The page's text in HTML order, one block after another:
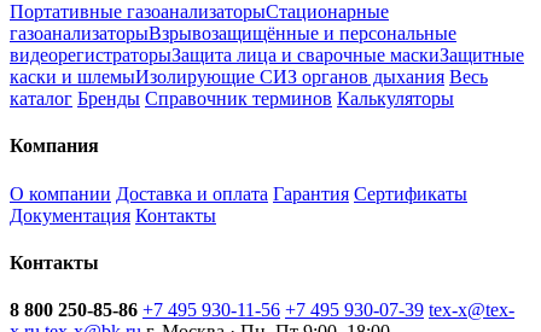
Портативные газоанализаторыСтационарные
газоанализаторыВзрывозащищённые и персональные
видеорегистраторыЗащита лица и сварочные маскиЗащитные
каски и шлемыИзолирующие СИЗ органов дыхания Весь
каталог Бренды Справочник терминов Калькуляторы
Компания
О компании Доставка и оплата Гарантия Сертификаты
Документация Контакты
Контакты
8 800 250-85-86 +7 495 930-11-56 +7 495 930-07-39 tex-x@tex-